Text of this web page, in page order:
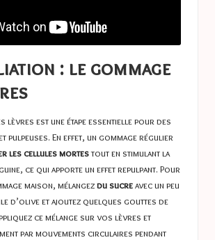
: le gommage
lèvres est une étape essentielle pour des
pulpeuses. En effet, un gommage régulier
les cellules mortestout en stimulant la
ce qui apporte un effet repulpant. Pour
maison, mélangezdu sucreavec un peu
d’olive et ajoutez quelques gouttes de
ce mélange sur vos lèvres et
par mouvements circulaires pendant